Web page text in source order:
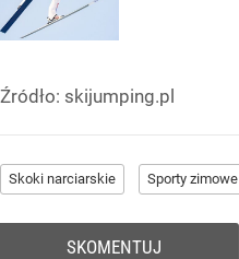
Źródło: skijumping.pl
Skoki narciarskie Sporty zimowe
SKOMENTUJ